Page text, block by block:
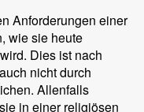
Anforderungen einer
wie sie heute
Dies ist nach
nicht durch
Allenfalls
in einer religiösen